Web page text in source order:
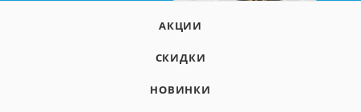
АКЦИИ
СКИДКИ
НОВИНКИ